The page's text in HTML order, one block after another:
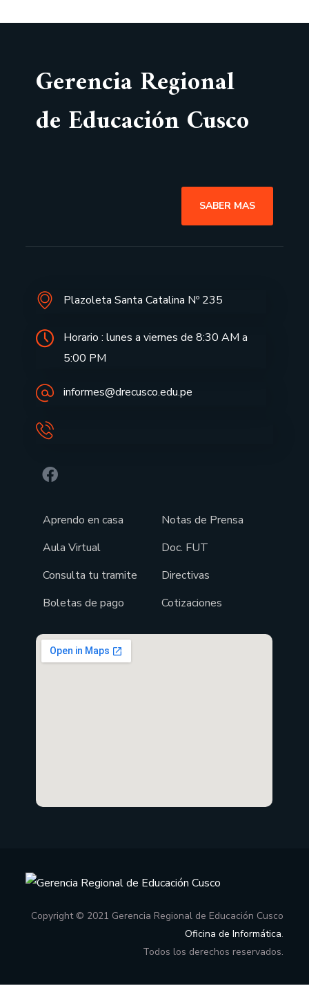
Gerencia Regional
de Educación Cusco
SABER MAS
Plazoleta Santa Catalina Nº 235
Horario : lunes a viernes de 8:30 AM a
5:00 PM
informes@drecusco.edu.pe
Aprendo en casa
Aula Virtual
Consulta tu tramite
Boletas de pago
Notas de Prensa
Doc. FUT
Directivas
Cotizaciones
Copyright © 2021 Gerencia Regional de Educación Cusco
Oficina de Informática.
Todos los derechos reservados.